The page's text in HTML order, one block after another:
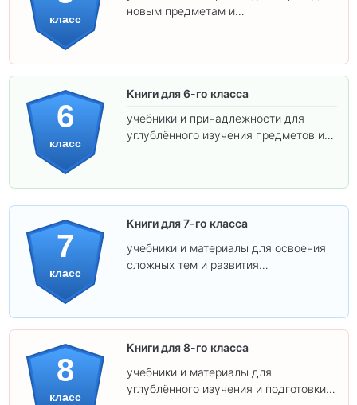
класс
новым предметам и
6
класс
Книги для 6-го класса
учебники и принадлежности для
углублённого изучения предметов и
7
класс
Книги для 7-го класса
учебники и материалы для освоения
сложных тем и развития
8
класс
Книги для 8-го класса
учебники и материалы для
углублённого изучения и подготовки к